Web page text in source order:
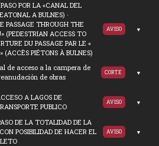
POR LA «CANAL DEL
A BULNES) ·
PASSAGE THROUGH THE
(PEDESTRIAN ACCESS TO
DU PASSAGE PAR LE «
(ACCÈS PIÉTONS À BULNES)
AVISO
de acceso a la campera de
de obras
CORTE
A LAGOS DE
PUBLICO
AVISO
DE LA TOTALIDAD DE LA
POSIBILIDAD DE HACER EL
AVISO